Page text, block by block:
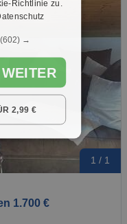
1 / 1
1.700 €
Richtlinie zu.
(602) →
2,99 €